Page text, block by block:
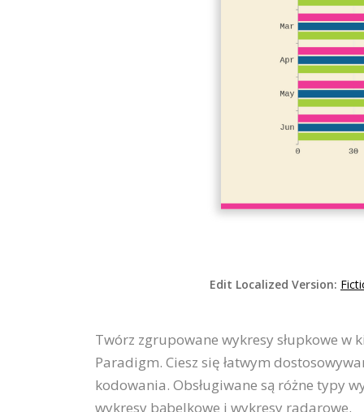
Edit Localized Version:
Twórz zgrupowane wykresy słupkowe
Paradigm. Ciesz się łatwym
kodowania. Obsługiwane są różne typy
wykresy bąbelkowe i wykresy radarowe.